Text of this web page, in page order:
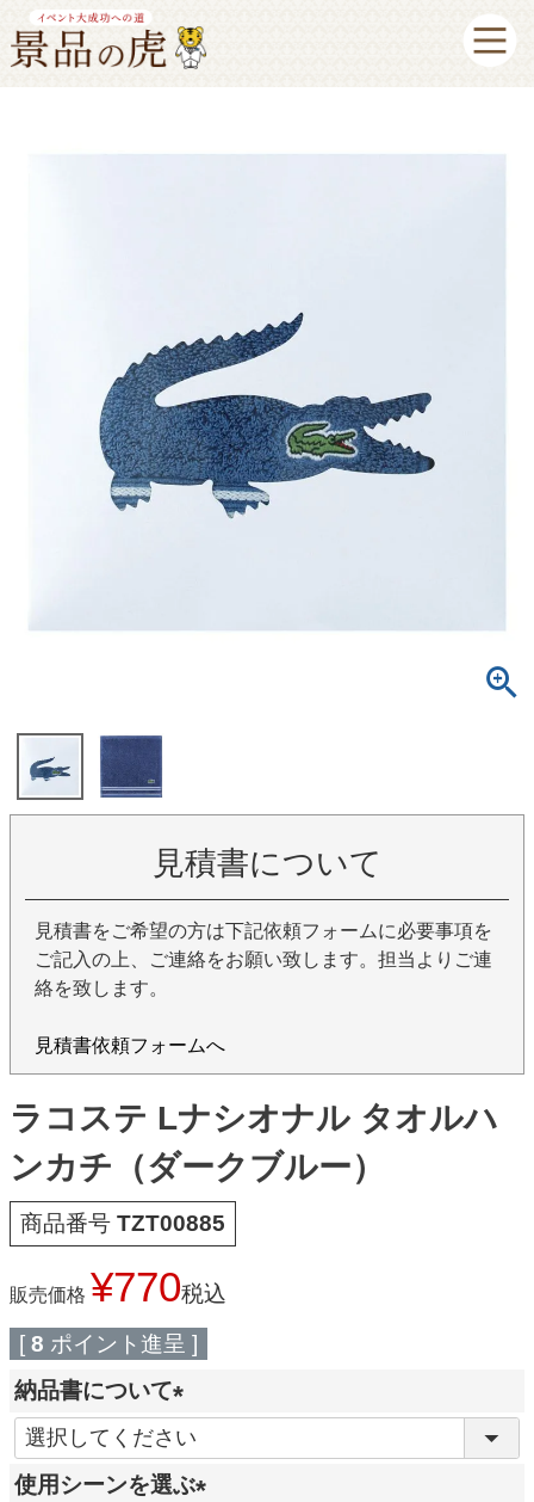
見積書について
見積書をご希望の方は下記依頼フォームに必要事項を
ご記入の上、ご連絡をお願い致します。担当よりご連
絡を致します。
見積書依頼フォームへ
ラコステ Lナシオナル タオルハ
ンカチ（ダークブルー）
商品番号 TZT00885
販売価格 ¥770税込
[ 8 ポイント進呈 ]
納品書について
(
必
使用シーンを選ぶ